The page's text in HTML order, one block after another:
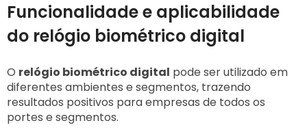
Funcionalidade e aplicabilidade
do relógio biométrico digital
O relógio biométrico digital pode ser utilizado em
diferentes ambientes e segmentos, trazendo
resultados positivos para empresas de todos os
portes e segmentos.